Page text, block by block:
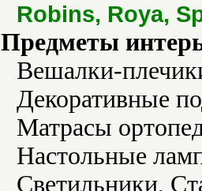
Robins, Roya,
Предметы
Вешалки-
Декоративные
Матрасы
Настольные
Светильники,